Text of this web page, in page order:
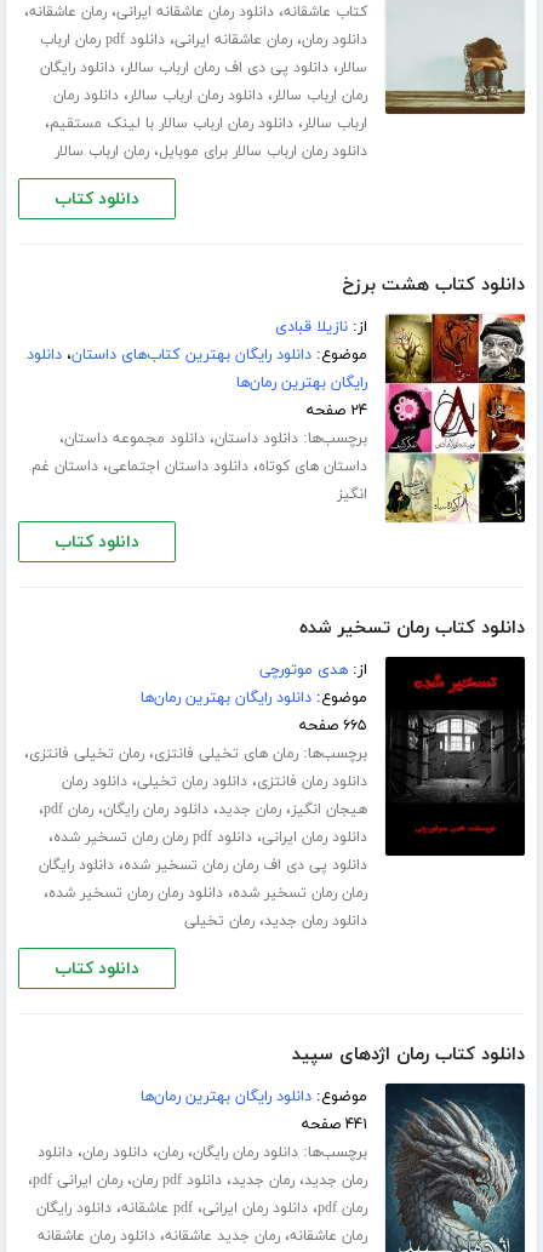
کتاب عاشقانه،دانلود رمان عاشقانه ایرانی،رمان عاشقانه،
دانلود رمان،رمان عاشقانه ایرانی،
دانلود pdf رمان ارباب
سالار،دانلود پی دی اف رمان ارباب سالار،دانلود رایگان
رمان ارباب سالار،دانلود رمان ارباب سالار،دانلود رمان
ارباب سالار،دانلود رمان ارباب سالار با لینک مستقیم،
دانلود رمان ارباب سالار برای موبایل،رمان ارباب سالار
دانلود کتاب
دانلود کتاب هشت برزخ
از:نازیلا قبادی
موضوع:دانلود رایگان بهترین کتاب‌های داستان،دانلود
رایگان بهترین رمان‌ها
۲۴ صفحه
برچسب‌ها:دانلود داستان،دانلود مجموعه داستان،
داستان های کوتاه،دانلود داستان اجتماعی،داستان غم
انگیز
دانلود کتاب
دانلود کتاب رمان تسخیر شده
از:هدی موتورچی
موضوع:دانلود رایگان بهترین رمان‌ها
۶۶۵ صفحه
برچسب‌ها:رمان های تخیلی فانتزی،رمان تخیلی فانتزی،
دانلود رمان فانتزی،دانلود رمان تخیلی،دانلود رمان
هیجان انگیز،رمان جدید،دانلود رمان رایگان،رمان pdf ،
دانلود رمان ایرانی،دانلود pdf رمان رمان تسخیر شده ،
دانلود پی دی اف رمان رمان تسخیر شده،دانلود رایگان
رمان رمان تسخیر شده،دانلود رمان رمان تسخیر شده،
دانلود رمان جدید،رمان تخیلی
دانلود کتاب
دانلود کتاب رمان اژدهای سپید
موضوع:دانلود رایگان بهترین رمان‌ها
۴۴۱ صفحه
برچسب‌ها:دانلود رمان رایگان،رمان،دانلود رمان،دانلود
رمان جدید،رمان جدید،دانلود pdf رمان ،رمان ایرانی pdf ،
رمان pdf ،دانلود رمان ایرانی،pdf عاشقانه ،دانلود رایگان
رمان عاشقانه،رمان جدید عاشقانه،دانلود رمان عاشقانه